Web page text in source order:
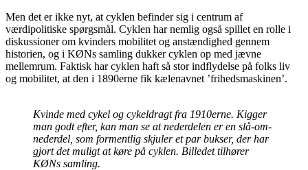
Men det er ikke nyt, at cyklen befinder sig i centrum af
værdipolitiske spørgsmål. Cyklen har nemlig også spillet en rolle i
diskussioner om kvinders mobilitet og anstændighed gennem
historien, og i KØNs samling dukker cyklen op med jævne
mellemrum. Faktisk har cyklen haft så stor indflydelse på folks liv
og mobilitet, at den i 1890erne fik kælenavnet ’frihedsmaskinen’.
Kvinde med cykel og cykeldragt fra 1910erne. Kigger
man godt efter, kan man se at nederdelen er en slå-om-
nederdel, som formentlig skjuler et par bukser, der har
gjort det muligt at køre på cyklen. Billedet tilhører
KØNs samling.